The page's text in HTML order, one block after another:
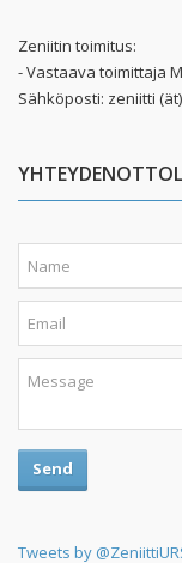
Zeniitin toimitus:
- Vastaava toimittaja
Sähköposti: zeniitti
Send
Tweets by